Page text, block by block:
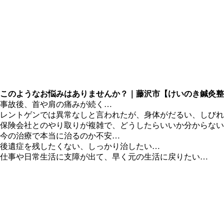
このようなお悩みはありませんか？｜藤沢市【けいのき鍼灸整
事故後、首や肩の痛みが続く…
レントゲンでは異常なしと言われたが、身体がだるい、しび
保険会社とのやり取りが複雑で、どうしたらいいか分からな
今の治療で本当に治るのか不安…
後遺症を残したくない、しっかり治したい…
仕事や日常生活に支障が出て、早く元の生活に戻りたい…